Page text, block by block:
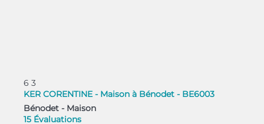
6 3
KER CORENTINE - Maison à Bénodet - BE6003
Bénodet - Maison
15 Évaluations